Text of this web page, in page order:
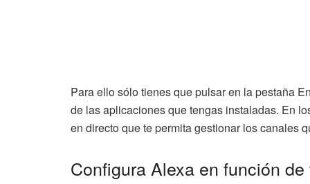
Para ello sólo tienes que pulsar en la pestaña
de las aplicaciones que tengas instaladas. En
en directo que te permita gestionar los canales
Configura Alexa en función